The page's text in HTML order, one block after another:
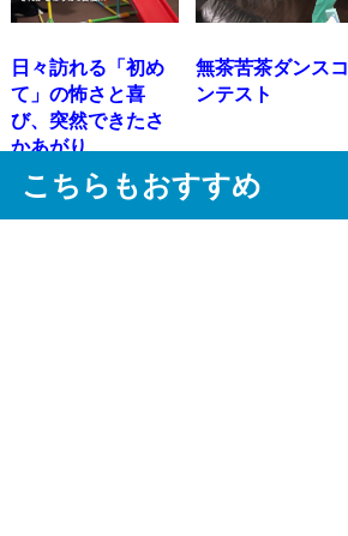
日々訪れる「初め
て」の怖さと喜
び、突然できたさ
かあがり
無茶苦茶ダンスコ
ンテスト
こちらもおすすめ